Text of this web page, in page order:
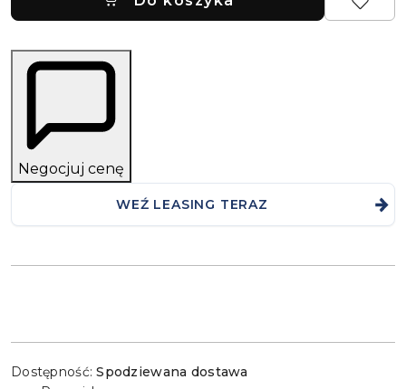
Negocjuj cenę
WEŹ LEASING TERAZ
iDostępność: Spodziewana dostawa